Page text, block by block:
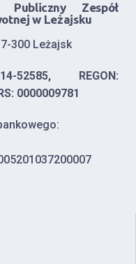
Publiczny Zespół
w Leżajsku
300 Leżajsk
52585, REGON:
0000009781